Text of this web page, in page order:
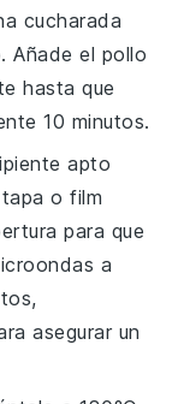
cucharada
Añade el pollo
hasta que
10 minutos.
apto
o film
para que
a
asegurar un